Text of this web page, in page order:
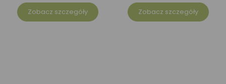
Zobacz szczegóły Zobacz szczegóły